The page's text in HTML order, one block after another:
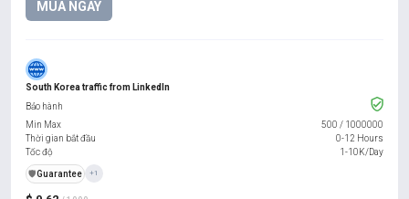
MUA NGAY
South Korea traffic from LinkedIn
Bảo hành
Min Max
500 / 1000000
Thời gian bắt đầu
0-12 Hours
Tốc độ
1-10K/Day
️🛡️Guarantee +1